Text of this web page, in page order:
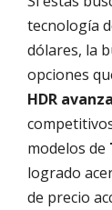
tecnología
dólares, la
opciones
HDR
modelos de
logrado
de precio